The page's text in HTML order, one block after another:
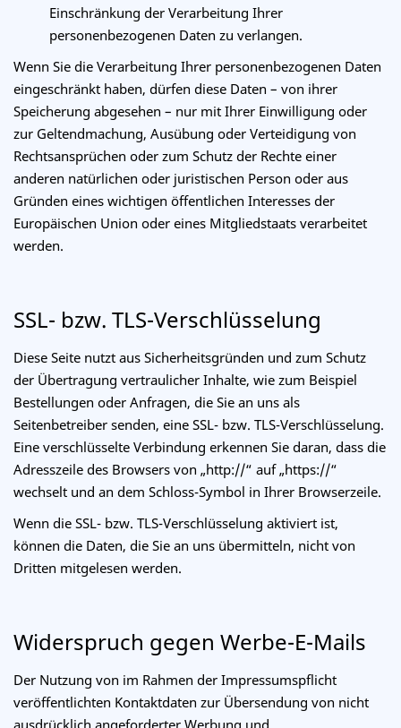
Einschränkung der Verarbeitung Ihrer
personenbezogenen Daten zu verlangen.
Wenn Sie die Verarbeitung Ihrer personenbezogenen Daten
eingeschränkt haben, dürfen diese Daten – von ihrer
Speicherung abgesehen – nur mit Ihrer Einwilligung oder
zur Geltendmachung, Ausübung oder Verteidigung von
Rechtsansprüchen oder zum Schutz der Rechte einer
anderen natürlichen oder juristischen Person oder aus
Gründen eines wichtigen öffentlichen Interesses der
Europäischen Union oder eines Mitgliedstaats verarbeitet
werden.
SSL- bzw. TLS-Verschlüsselung
Diese Seite nutzt aus Sicherheitsgründen und zum Schutz
der Übertragung vertraulicher Inhalte, wie zum Beispiel
Bestellungen oder Anfragen, die Sie an uns als
Seitenbetreiber senden, eine SSL- bzw. TLS-Verschlüsselung.
Eine verschlüsselte Verbindung erkennen Sie daran, dass die
Adresszeile des Browsers von „http://“ auf „https://“
wechselt und an dem Schloss-Symbol in Ihrer Browserzeile.
Wenn die SSL- bzw. TLS-Verschlüsselung aktiviert ist,
können die Daten, die Sie an uns übermitteln, nicht von
Dritten mitgelesen werden.
Widerspruch gegen Werbe-E-Mails
Der Nutzung von im Rahmen der Impressumspflicht
veröffentlichten Kontaktdaten zur Übersendung von nicht
ausdrücklich angeforderter Werbung und